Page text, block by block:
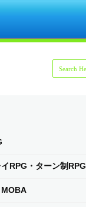
RPG・ターン制RPG
MOBA